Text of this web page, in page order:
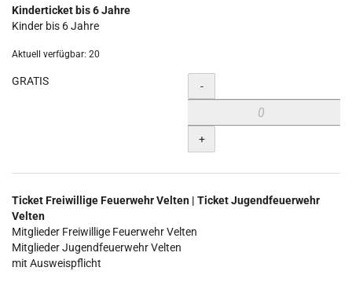
Kinderticket bis 6 Jahre
Kinder bis 6 Jahre
Aktuell verfügbar: 20
GRATIS Menge
-
+
Ticket Freiwillige Feuerwehr Velten | Ticket Jugendfeuerwehr
Velten
Mitglieder Freiwillige Feuerwehr Velten
Mitglieder Jugendfeuerwehr Velten
mit Ausweispflicht